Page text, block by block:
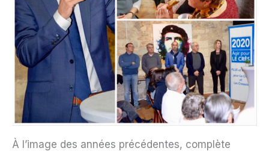
À l’image des années précédentes, complète